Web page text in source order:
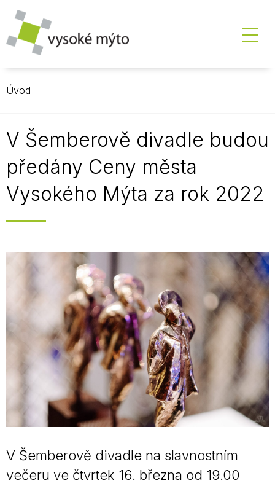
Úvod
V Šemberově divadle budou
předány Ceny města
Vysokého Mýta za rok 2022
V Šemberově divadle na slavnostním
večeru ve čtvrtek 16. března od 19.00